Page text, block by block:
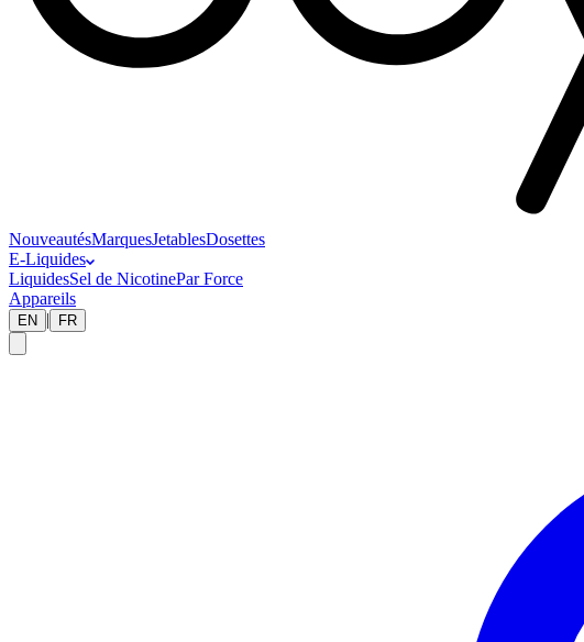
NouveautésMarquesJetablesDosettes
E-Liquides
LiquidesSel de NicotinePar Force
Appareils
EN | FR